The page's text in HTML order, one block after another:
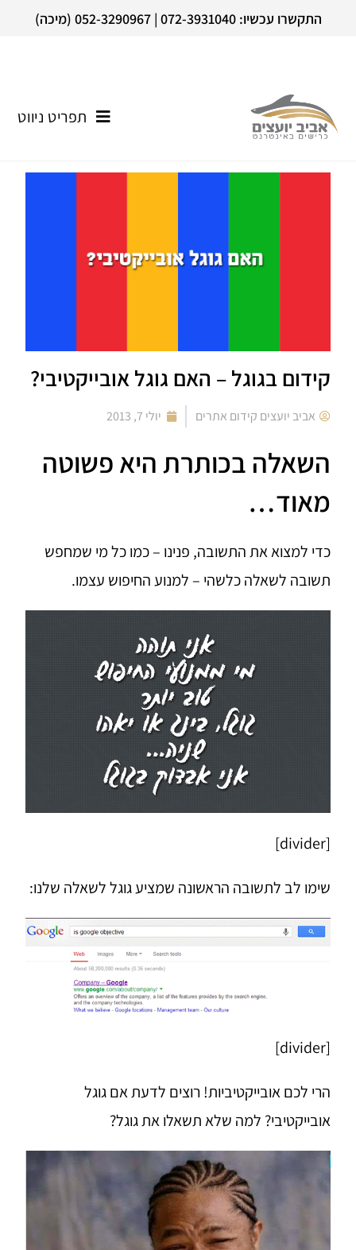
התקשרו עכשיו: 072-3931040 | 052-3290967 (מיכה)
תפריט ניווט
קידום בגוגל – האם גוגל אובייקטיבי?
אביב יועצים קידום אתרים יולי 7, 2013
השאלה בכותרת היא פשוטה
מאוד…
כדי למצוא את התשובה, פנינו – כמו כל מי שמחפש
תשובה לשאלה כלשהי – למנוע החיפוש עצמו.
[divider]
שימו לב לתשובה הראשונה שמציע גוגל לשאלה שלנו:
[divider]
הרי לכם אובייקטיביות! רוצים לדעת אם גוגל
אובייקטיבי? למה שלא תשאלו את גוגל?